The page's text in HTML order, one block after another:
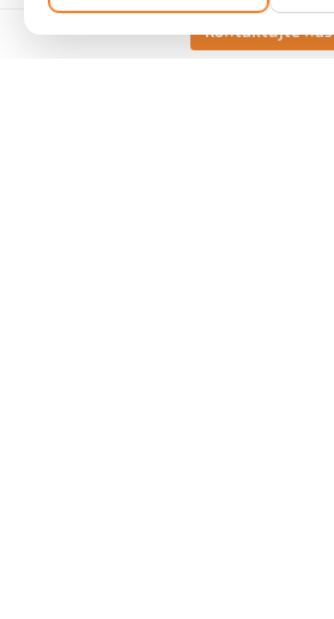
Kontaktujte nás
Technické údaje